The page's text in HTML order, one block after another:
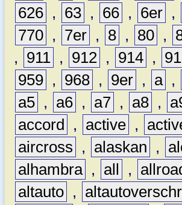
626 , 63 , 66 , 6er ,
770 , 7er , 8 , 80 ,
,
911 , 912 , 914 ,
959 , 968 , 9er , a ,
a5 , a6 , a7 , a8 ,
accord
, active ,
aircross
, alaskan ,
alhambra , all ,
altauto ,